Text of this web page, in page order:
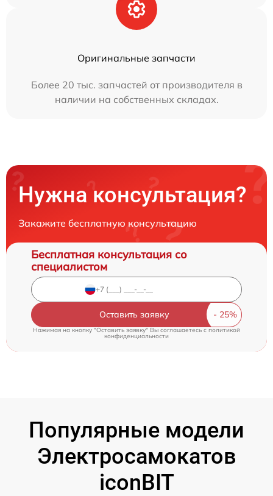
Оригинальные запчасти
Более 20 тыс. запчастей от производителя в
наличии на собственных складах.
Нужна консультация?
Закажите бесплатную консультацию
Бесплатная консультация со
специалистом
Оставить заявку
Нажимая на кнопку "Оставить заявку" Вы соглашаетесь cполитикой
конфиденциальности
Популярные модели
Электросамокатов
iconBIT